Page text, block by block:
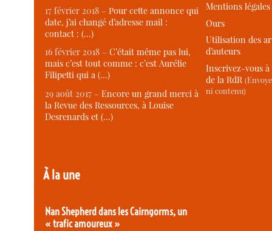
17 février 2018 –Pour cette annonce qui
date, j’ai changé d’adresse mail :
contact : (…)
16 février 2018 –C’était même pas lui,
mais c’est tout comme : c’est Aurélie
Filipetti qui a (…)
29 août 2017 –Encore un grand merci à
la Revue des Ressources, à Louise
Desrenards et (…)
À la une
Nan Shepherd dans les Cairngorms, un
« trafic amoureux »
Mentions légales
Ours
Utilisation des
d’auteurs
Inscrivez-vous
de la RdR
ni contenu)